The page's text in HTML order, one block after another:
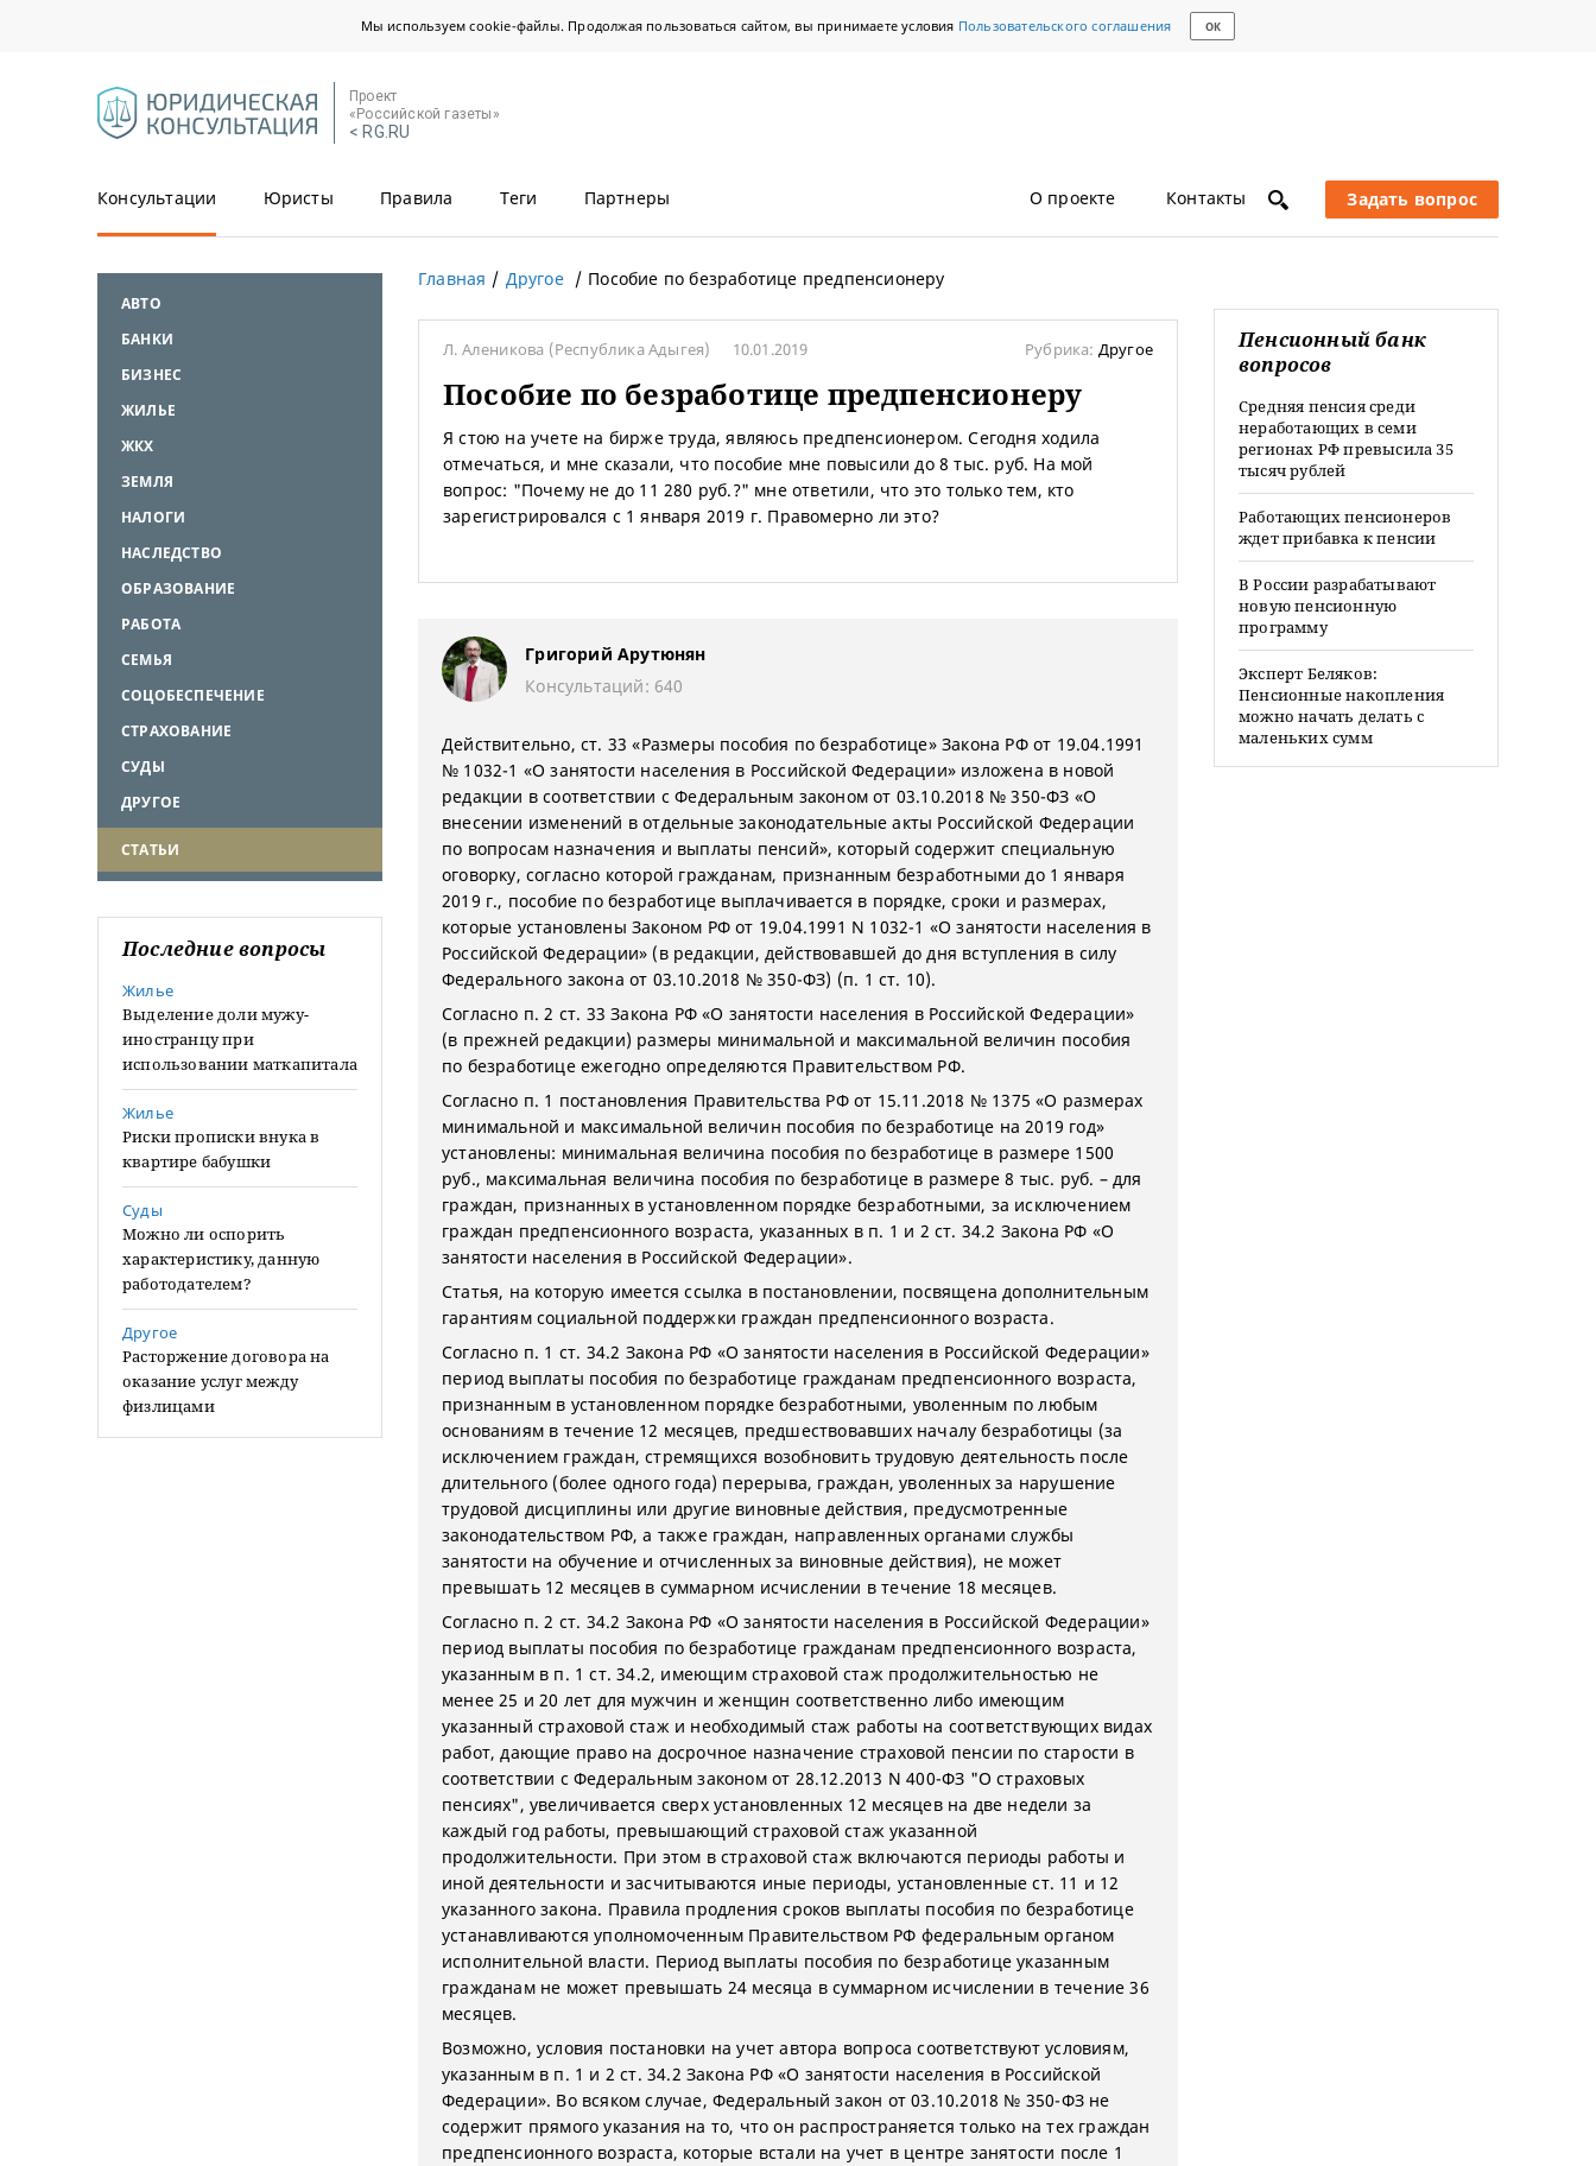
Мы используем cookie-файлы. Продолжая пользоваться сайтом, вы принимаете условия Пользовательского соглашения ОК
Проект
«Российской газеты»
< RG.RU
Консультации Юристы Правила Теги Партнеры О проекте Контакты Задать вопрос
АВТО
БАНКИ
БИЗНЕС
ЖИЛЬЕ
ЖКХ
ЗЕМЛЯ
НАЛОГИ
НАСЛЕДСТВО
ОБРАЗОВАНИЕ
РАБОТА
СЕМЬЯ
СОЦОБЕСПЕЧЕНИЕ
СТРАХОВАНИЕ
СУДЫ
ДРУГОЕ
СТАТЬИ
Последние вопросы
Жилье
Выделение доли мужу-
иностранцу при
использовании маткапитала
Жилье
Риски прописки внука в
квартире бабушки
Суды
Можно ли оспорить
характеристику, данную
работодателем?
Другое
Расторжение договора на
оказание услуг между
физлицами
Главная Другое Пособие по безработице предпенсионеру
Л. Аленикова (Республика Адыгея) 10.01.2019 Рубрика: Другое
Пособие по безработице предпенсионеру
Я стою на учете на бирже труда, являюсь предпенсионером. Сегодня ходила
отмечаться, и мне сказали, что пособие мне повысили до 8 тыс. руб. На мой
вопрос: "Почему не до 11 280 руб.?" мне ответили, что это только тем, кто
зарегистрировался с 1 января 2019 г. Правомерно ли это?
Григорий Арутюнян
Консультаций: 640
Действительно, ст. 33 «Размеры пособия по безработице» Закона РФ от 19.04.1991
№ 1032-1 «О занятости населения в Российской Федерации» изложена в новой
редакции в соответствии с Федеральным законом от 03.10.2018 № 350-ФЗ «О
внесении изменений в отдельные законодательные акты Российской Федерации
по вопросам назначения и выплаты пенсий», который содержит специальную
оговорку, согласно которой гражданам, признанным безработными до 1 января
2019 г., пособие по безработице выплачивается в порядке, сроки и размерах,
которые установлены Законом РФ от 19.04.1991 N 1032-1 «О занятости населения в
Российской Федерации» (в редакции, действовавшей до дня вступления в силу
Федерального закона от 03.10.2018 № 350-ФЗ) (п. 1 ст. 10).
Согласно п. 2 ст. 33 Закона РФ «О занятости населения в Российской Федерации»
(в прежней редакции) размеры минимальной и максимальной величин пособия
по безработице ежегодно определяются Правительством РФ.
Согласно п. 1 постановления Правительства РФ от 15.11.2018 № 1375 «О размерах
минимальной и максимальной величин пособия по безработице на 2019 год»
установлены: минимальная величина пособия по безработице в размере 1500
руб., максимальная величина пособия по безработице в размере 8 тыс. руб. – для
граждан, признанных в установленном порядке безработными, за исключением
граждан предпенсионного возраста, указанных в п. 1 и 2 ст. 34.2 Закона РФ «О
занятости населения в Российской Федерации».
Статья, на которую имеется ссылка в постановлении, посвящена дополнительным
гарантиям социальной поддержки граждан предпенсионного возраста.
Согласно п. 1 ст. 34.2 Закона РФ «О занятости населения в Российской Федерации»
период выплаты пособия по безработице гражданам предпенсионного возраста,
признанным в установленном порядке безработными, уволенным по любым
основаниям в течение 12 месяцев, предшествовавших началу безработицы (за
исключением граждан, стремящихся возобновить трудовую деятельность после
длительного (более одного года) перерыва, граждан, уволенных за нарушение
трудовой дисциплины или другие виновные действия, предусмотренные
законодательством РФ, а также граждан, направленных органами службы
занятости на обучение и отчисленных за виновные действия), не может
превышать 12 месяцев в суммарном исчислении в течение 18 месяцев.
Согласно п. 2 ст. 34.2 Закона РФ «О занятости населения в Российской Федерации»
период выплаты пособия по безработице гражданам предпенсионного возраста,
указанным в п. 1 ст. 34.2, имеющим страховой стаж продолжительностью не
менее 25 и 20 лет для мужчин и женщин соответственно либо имеющим
указанный страховой стаж и необходимый стаж работы на соответствующих видах
работ, дающие право на досрочное назначение страховой пенсии по старости в
соответствии с Федеральным законом от 28.12.2013 N 400-ФЗ "О страховых
пенсиях", увеличивается сверх установленных 12 месяцев на две недели за
каждый год работы, превышающий страховой стаж указанной
продолжительности. При этом в страховой стаж включаются периоды работы и
иной деятельности и засчитываются иные периоды, установленные ст. 11 и 12
указанного закона. Правила продления сроков выплаты пособия по безработице
устанавливаются уполномоченным Правительством РФ федеральным органом
исполнительной власти. Период выплаты пособия по безработице указанным
гражданам не может превышать 24 месяца в суммарном исчислении в течение 36
месяцев.
Возможно, условия постановки на учет автора вопроса соответствуют условиям,
указанным в п. 1 и 2 ст. 34.2 Закона РФ «О занятости населения в Российской
Федерации». Во всяком случае, Федеральный закон от 03.10.2018 № 350-ФЗ не
содержит прямого указания на то, что он распространяется только на тех граждан
предпенсионного возраста, которые встали на учет в центре занятости после 1
Пенсионный банк
вопросов
Средняя пенсия среди
неработающих в семи
регионах РФ превысила 35
тысяч рублей
Работающих пенсионеров
ждет прибавка к пенсии
В России разрабатывают
новую пенсионную
программу
Эксперт Беляков:
Пенсионные накопления
можно начать делать с
маленьких сумм